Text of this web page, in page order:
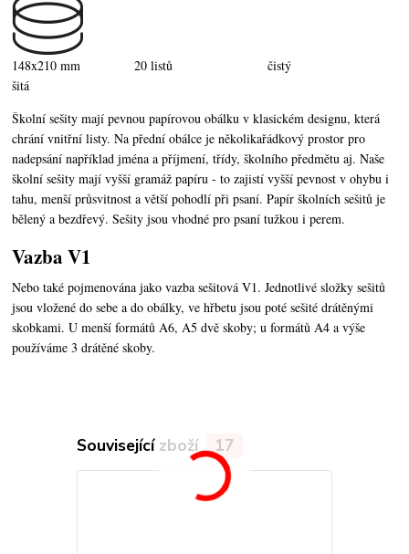
148x210 mm 20 listů čistý
šitá
Školní sešity mají pevnou papírovou obálku v klasickém designu, která
chrání vnitřní listy. Na přední obálce je několikařádkový prostor pro
nadepsání například jména a příjmení, třídy, školního předmětu aj. Naše
školní sešity mají vyšší gramáž papíru - to zajistí vyšší pevnost v ohybu i
tahu, menší průsvitnost a větší pohodlí při psaní. Papír školních sešitů je
bělený a bezdřevý. Sešity jsou vhodné pro psaní tužkou i perem.
Vazba V1
Nebo také pojmenována jako vazba sešitová V1. Jednotlivé složky sešitů
jsou vložené do sebe a do obálky, ve hřbetu jsou poté sešité drátěnými
skobkami. U menší formátů A6, A5 dvě skoby; u formátů A4 a výše
používáme 3 drátěné skoby.
Související zboží 17